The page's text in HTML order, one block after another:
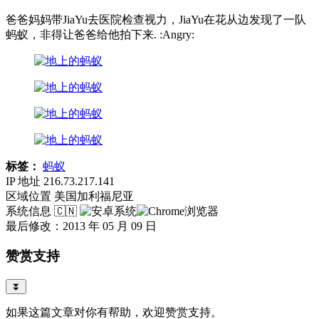
爸爸妈妈带JiaYu去医院检查视力，JiaYu在花从边发现了一队
蚂蚁，非得让爸爸给他拍下来. :Angry:
标签： 蚂蚁
IP 地址 216.73.217.141
区域位置 美国加利福尼亚
系统信息 🇨🇳
最后修改：2013 年 05 月 09 日
赞赏支持
⏬
如果这篇文章对你有帮助，欢迎赞赏支持。